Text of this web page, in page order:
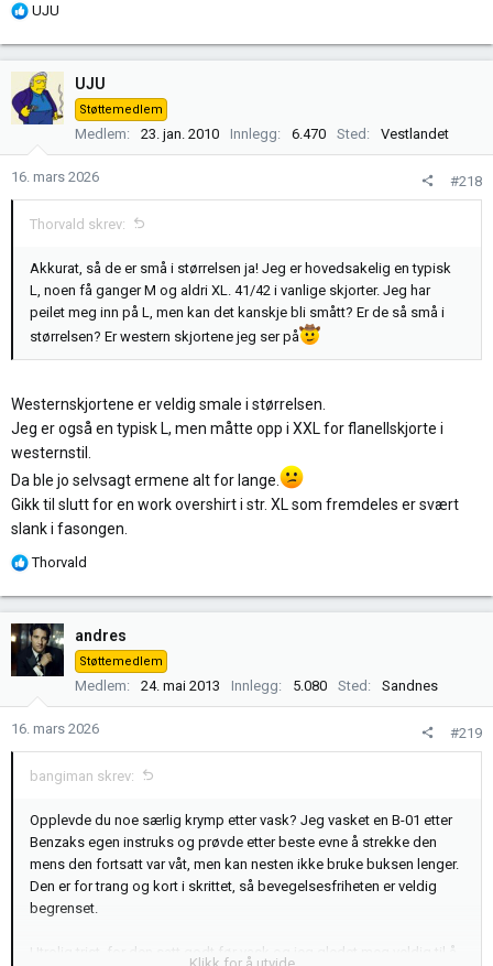
R
k
s
j
e
:
UJU
UJU
Støttemedlem
Medlem 23. jan. 2010 Innlegg 6.470 Sted Vestlandet
16. mars 2026 #218
Thorvald skrev:
Akkurat, så de er små i størrelsen ja! Jeg er hovedsakelig en typisk
L, noen få ganger M og aldri XL. 41/42 i vanlige skjorter. Jeg har
peilet meg inn på L, men kan det kanskje bli smått? Er de så små i
størrelsen? Er western skjortene jeg ser på
Westernskjortene er veldig smale i størrelsen.
Jeg er også en typisk L, men måtte opp i XXL for flanellskjorte i
westernstil.
Da ble jo selvsagt ermene alt for lange.
Gikk til slutt for en work overshirt i str. XL som fremdeles er svært
slank i fasongen.
R
k
s
j
e
:
Thorvald
andres
Støttemedlem
Medlem 24. mai 2013 Innlegg 5.080 Sted Sandnes
16. mars 2026 #219
bangiman skrev:
Opplevde du noe særlig krymp etter vask? Jeg vasket en B-01 etter
Benzaks egen instruks og prøvde etter beste evne å strekke den
mens den fortsatt var våt, men kan nesten ikke bruke buksen lenger.
Den er for trang og kort i skrittet, så bevegelsesfriheten er veldig
begrenset.
Utrolig trist, for den satt godt før vask og jeg gledet meg veldig til å